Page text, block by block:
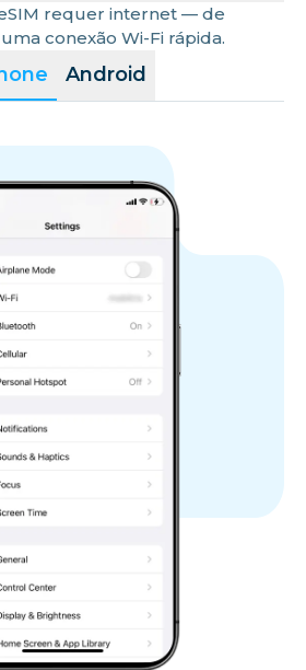
Android
requer internet — de
conexão Wi-Fi rápida.